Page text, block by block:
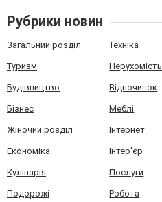
Рубрики новин
Загальний розділ Техніка
Туризм Нерухомість
Будівництво Відпочинок
Бізнес Меблі
Жіночий розділ Інтернет
Економіка Інтер'єр
Кулінарія Послуги
Подорожі Робота